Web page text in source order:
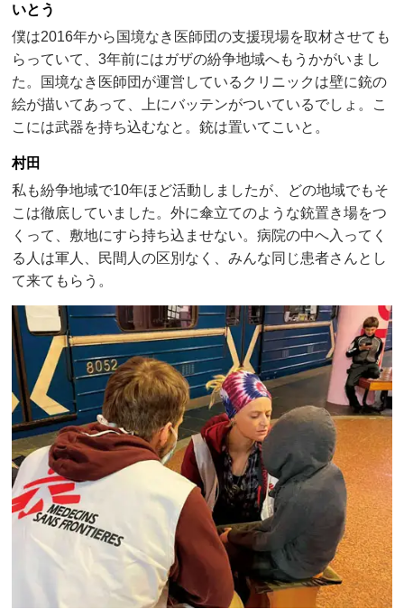
いとう
僕は2016年から国境なき医師団の支援現場を取材させても
らっていて、3年前にはガザの紛争地域へもうかがいまし
た。国境なき医師団が運営しているクリニックは壁に銃の
絵が描いてあって、上にバッテンがついているでしょ。こ
こには武器を持ち込むなと。銃は置いてこいと。
村田
私も紛争地域で10年ほど活動しましたが、どの地域でもそ
こは徹底していました。外に傘立てのような銃置き場をつ
くって、敷地にすら持ち込ませない。病院の中へ入ってく
る人は軍人、民間人の区別なく、みんな同じ患者さんとし
て来てもらう。